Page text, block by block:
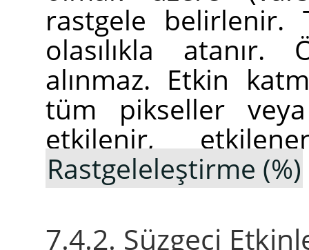
rastgele belirlenir.
olasılıkla atanır.
alınmaz. Etkin
tüm pikseller
etkilenir,
Rastgeleleştirme (%)
7.4.2. Süzgeci